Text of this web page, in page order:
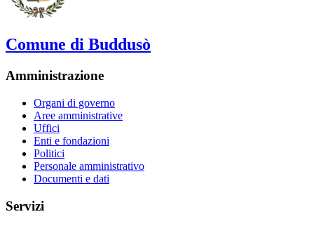
Comune di Buddusò
Amministrazione
Organi di governo
Aree amministrative
Uffici
Enti e fondazioni
Politici
Personale amministrativo
Documenti e dati
Servizi